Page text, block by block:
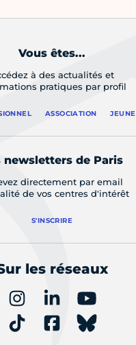
Vous êtes...
à des actualités et
pratiques par profil
ASSOCIATION JEUNE
newsletters de Paris
directement par email
de vos centres d'intérêt
S'INSCRIRE
les réseaux